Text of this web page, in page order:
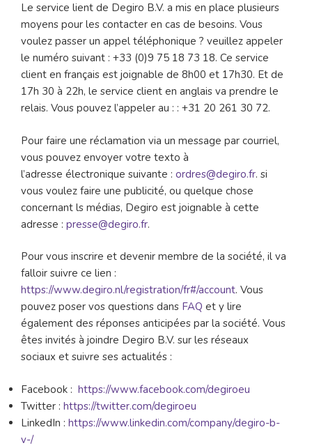
Le service lient de Degiro B.V. a mis en place plusieurs
moyens pour les contacter en cas de besoins. Vous
voulez passer un appel téléphonique ? veuillez appeler
le numéro suivant : +33 (0)9 75 18 73 18. Ce service
client en français est joignable de 8h00 et 17h30. Et de
17h 30 à 22h, le service client en anglais va prendre le
relais. Vous pouvez l’appeler au : : +31 20 261 30 72.
Pour faire une réclamation via un message par courriel,
vous pouvez envoyer votre texto à
l’adresse électronique suivante : ordres@degiro.fr. si
vous voulez faire une publicité, ou quelque chose
concernant ls médias, Degiro est joignable à cette
adresse : presse@degiro.fr.
Pour vous inscrire et devenir membre de la société, il va
falloir suivre ce lien :
https://www.degiro.nl/registration/fr#/account. Vous
pouvez poser vos questions dans FAQ et y lire
également des réponses anticipées par la société. Vous
êtes invités à joindre Degiro B.V. sur les réseaux
sociaux et suivre ses actualités :
Facebook : https://www.facebook.com/degiroeu
Twitter : https://twitter.com/degiroeu
LinkedIn : https://www.linkedin.com/company/degiro-b-
v-/